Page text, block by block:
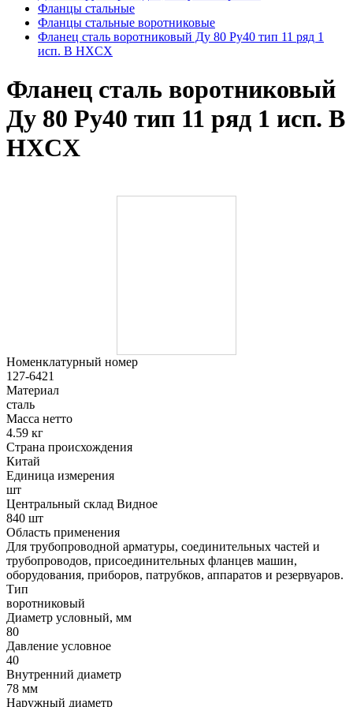
Фланцы стальные
Фланцы стальные воротниковые
Фланец сталь воротниковый Ду 80 Ру40 тип 11 ряд 1
исп. B HXCX
Фланец сталь воротниковый
Ду 80 Ру40 тип 11 ряд 1 исп. B
HXCX
Номенклатурный номер
127-6421
Материал
сталь
Масса нетто
4.59 кг
Страна происхождения
Китай
Единица измерения
шт
Центральный склад Видное
840 шт
Область применения
Для трубопроводной арматуры, соединительных частей и
трубопроводов, присоединительных фланцев машин,
оборудования, приборов, патрубков, аппаратов и резервуаров.
Тип
воротниковый
Диаметр условный, мм
80
Давление условное
40
Внутренний диаметр
78 мм
Наружный диаметр